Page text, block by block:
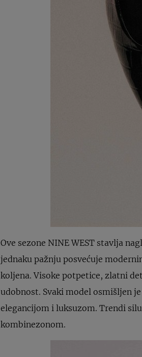
Ove sezone NINE WEST stavlja
jednaku pažnju posvećuje
koljena. Visoke potpetice, zlatni
udobnost. Svaki model osmišljen
elegancijom i luksuzom. Trendi
kombinezonom.